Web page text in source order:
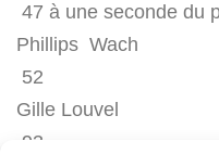
47 à une seconde du
Phillips
52
Gille
93